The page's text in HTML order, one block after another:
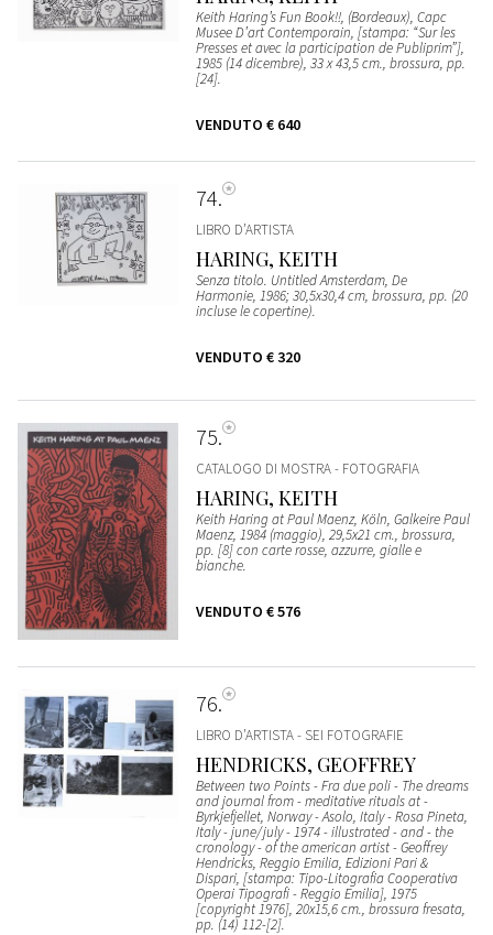
Keith Haring’s Fun Book!!, (Bordeaux), Capc
Musee D’art Contemporain, [stampa: “Sur les
Presses et avec la participation de Publiprim”],
1985 (14 dicembre), 33 x 43,5 cm., brossura, pp.
[24].
VENDUTO € 640
74
LIBRO D’ARTISTA
HARING, KEITH
Senza titolo. Untitled Amsterdam, De
Harmonie, 1986; 30,5x30,4 cm, brossura, pp. (20
incluse le copertine).
VENDUTO € 320
75
CATALOGO DI MOSTRA - FOTOGRAFIA
HARING, KEITH
Keith Haring at Paul Maenz, Köln, Galkeire Paul
Maenz, 1984 (maggio), 29,5x21 cm., brossura,
pp. [8] con carte rosse, azzurre, gialle e
bianche.
VENDUTO € 576
76
LIBRO D’ARTISTA - SEI FOTOGRAFIE
HENDRICKS, GEOFFREY
Between two Points - Fra due poli - The dreams
and journal from - meditative rituals at -
Byrkjefjellet, Norway - Asolo, Italy - Rosa Pineta,
Italy - june/july - 1974 - illustrated - and - the
cronology - of the american artist - Geoffrey
Hendricks, Reggio Emilia, Edizioni Pari &
Dispari, [stampa: Tipo-Litografia Cooperativa
Operai Tipografi - Reggio Emilia], 1975
[copyright 1976], 20x15,6 cm., brossura fresata,
pp. (14) 112-[2].